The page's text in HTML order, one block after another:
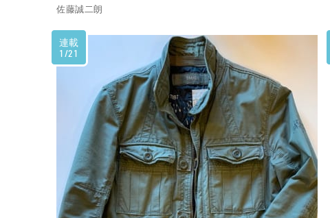
佐藤誠二朗
連載
1/21